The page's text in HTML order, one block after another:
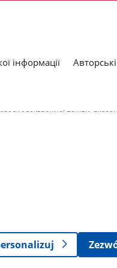
інформації
електронної пошти,